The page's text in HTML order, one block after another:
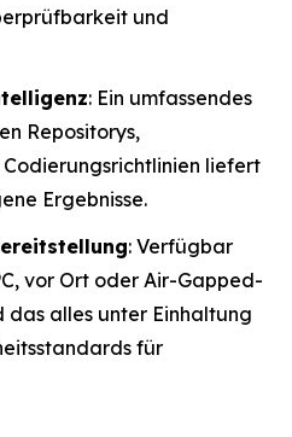
und
: Ein umfassendes
Repositorys,
liefert
Ergebnisse.
: Verfügbar
vor Ort oder Air-Gapped-
das alles unter Einhaltung
für